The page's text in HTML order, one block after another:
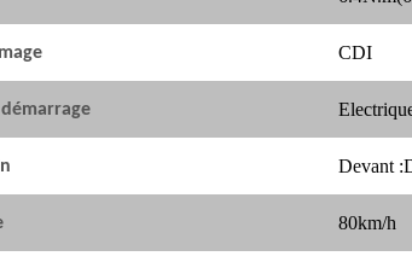
CDI
Devant
80km/h